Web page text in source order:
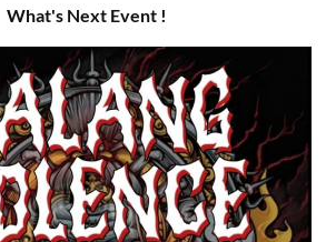
What's Next Event !